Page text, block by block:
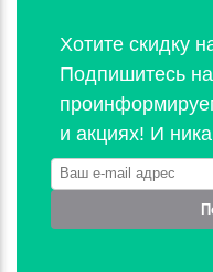
Хотите скидку
Подпишитесь
и акциях! И